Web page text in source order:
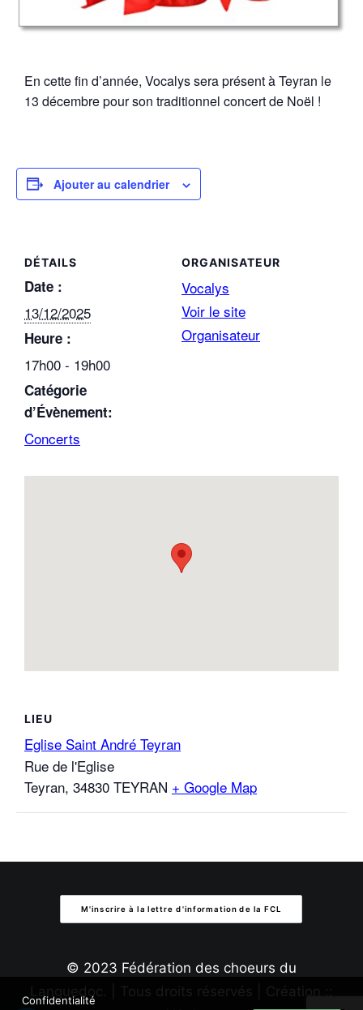
En cette fin d’année, Vocalys sera présent à Teyran le
13 décembre pour son traditionnel concert de Noël !
Ajouter au calendrier
DÉTAILS
Date :
13/12/2025
Heure :
17h00 - 19h00
Catégorie
d’Évènement:
Concerts
ORGANISATEUR
Vocalys
Voir le site
Organisateur
LIEU
Eglise Saint André Teyran
Rue de l'Eglise
Teyran, 34830 TEYRAN + Google Map
M'inscrire à la lettre d'information de la FCL
© 2023 Fédération des choeurs du
Languedoc. | Tous droits réservés | Création ::
Confidentialité